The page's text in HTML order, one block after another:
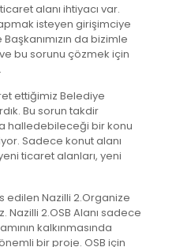
alanı ihtiyacı var.
isteyen girişimciye
da bizimle
ve bu sorunu çözmek için
Belediye
Bu sorun takdir
halledebileceği bir konu
Sadece konut alanı
ticaret alanları, yeni
Nazilli 2.Organize
2.OSB Alanı sadece
kalkınmasında
bir proje. OSB için